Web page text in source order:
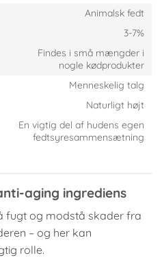
Animalsk fedt
3-7%
Findes i små mængder i
nogle kødprodukter
Menneskelig talg
Naturligt højt
En vigtig del af hudens egen
fedtsyresammensætning
aging ingrediens
fugt og modstå skader fra
– og her kan
rolle.